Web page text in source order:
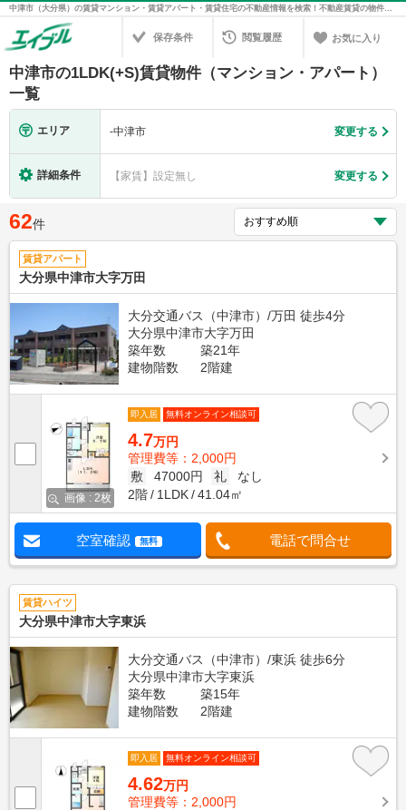
中津市（大分県）の賃貸マンション・賃貸アパート・賃貸住宅の不動産情報を検索！不動産賃貸の物件探しは、お部屋探しのエイブル
保存条件 閲覧履歴 お気に入り
中津市の1LDK(+S)賃貸物件（マンション・アパート）
一覧
エリア -中津市 変更する
詳細条件 【家賃】設定無し 変更する
62件
賃貸アパート
大分県中津市大字万田
大分交通バス（中津市）/万田 徒歩4分
大分県中津市大字万田
築年数
築21年
建物階数
2階建
画像 : 2枚
即入居 無料オンライン相談可
4.7万円
管理費等：2,000円
敷
47000円 礼
なし
2階
1LDK 41.04㎡
空室確認 無料 電話で問合せ
賃貸ハイツ
大分県中津市大字東浜
大分交通バス（中津市）/東浜 徒歩6分
大分県中津市大字東浜
築年数
築15年
建物階数
2階建
即入居 無料オンライン相談可
4.62万円
管理費等：2,000円